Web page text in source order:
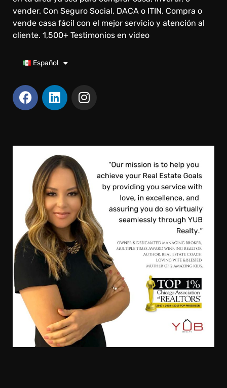
vender. Con Seguro Social, DACA o ITIN. Compra o
vende casa fácil con el mejor servicio y atención al
cliente. 1,500+ Testimonios en video
Español